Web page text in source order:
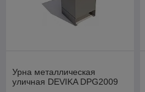
Урна металлическая
уличная DEVIKA DPG2009